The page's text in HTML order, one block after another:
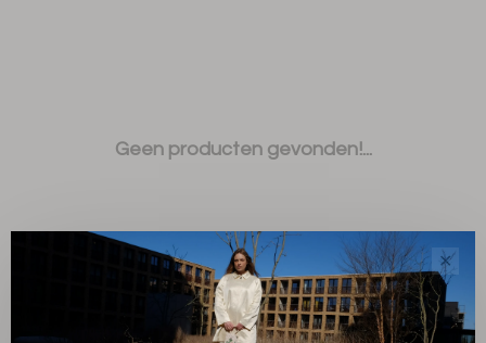
Geen producten gevonden!...
✕